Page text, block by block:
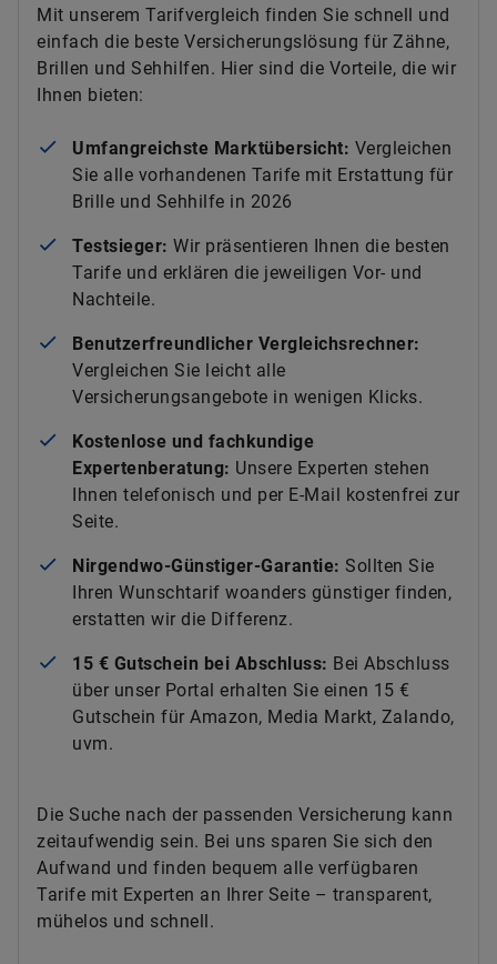
Mit unserem Tarifvergleich finden Sie schnell und
einfach die beste Versicherungslösung für Zähne,
Brillen und Sehhilfen. Hier sind die Vorteile, die wir
Ihnen bieten:
Umfangreichste Marktübersicht: Vergleichen
Sie alle vorhandenen Tarife mit Erstattung für
Brille und Sehhilfe in 2026
Testsieger: Wir präsentieren Ihnen die besten
Tarife und erklären die jeweiligen Vor- und
Nachteile.
Benutzerfreundlicher Vergleichsrechner:
Vergleichen Sie leicht alle
Versicherungsangebote in wenigen Klicks.
Kostenlose und fachkundige
Expertenberatung: Unsere Experten stehen
Ihnen telefonisch und per E-Mail kostenfrei zur
Seite.
Nirgendwo-Günstiger-Garantie: Sollten Sie
Ihren Wunschtarif woanders günstiger finden,
erstatten wir die Differenz.
15 € Gutschein bei Abschluss: Bei Abschluss
über unser Portal erhalten Sie einen 15 €
Gutschein für Amazon, Media Markt, Zalando,
uvm.
Die Suche nach der passenden Versicherung kann
zeitaufwendig sein. Bei uns sparen Sie sich den
Aufwand und finden bequem alle verfügbaren
Tarife mit Experten an Ihrer Seite – transparent,
mühelos und schnell.